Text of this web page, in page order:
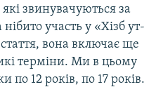
звинувачуються за
участь у «Хізб ут-
вона включає ще
терміни. Ми в цьому
по 12 років, по 17 років.